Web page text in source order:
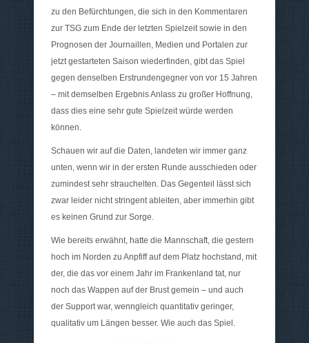
zu den Befürchtungen, die sich in den Kommentaren
zur TSG zum Ende der letzten Spielzeit sowie in den
Prognosen der Journaillen, Medien und Portalen zur
jetzt gestarteten Saison wiederfinden, gibt das Spiel
gegen denselben Erstrundengegner von vor 15 Jahren
– mit demselben Ergebnis Anlass zu großer Hoffnung,
dass dies eine sehr gute Spielzeit würde werden
können.
Schauen wir auf die Daten, landeten wir immer ganz
unten, wenn wir in der ersten Runde ausschieden oder
zumindest sehr strauchelten. Das Gegenteil lässt sich
zwar leider nicht stringent ableiten, aber immerhin gibt
es keinen Grund zur Sorge.
Wie bereits erwähnt, hatte die Mannschaft, die gestern
hoch im Norden zu Anpfiff auf dem Platz hochstand, mit
der, die das vor einem Jahr im Frankenland tat, nur
noch das Wappen auf der Brust gemein – und auch
der Support war, wenngleich quantitativ geringer,
qualitativ um Längen besser. Wie auch das Spiel.